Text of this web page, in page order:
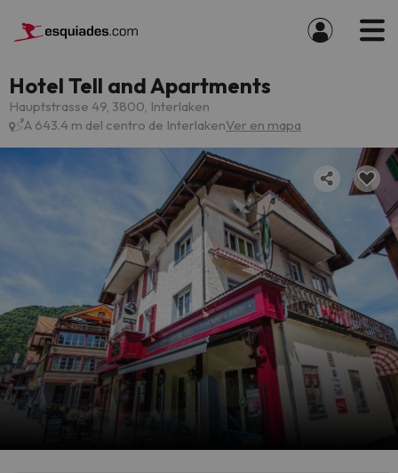
Hotel Tell and Apartments
Hauptstrasse 49, 3800, Interlaken
A 643.4 m del centro de InterlakenVer en mapa